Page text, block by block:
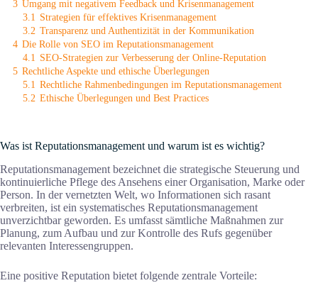
3 Umgang mit negativem Feedback und Krisenmanagement
3.1 Strategien für effektives Krisenmanagement
3.2 Transparenz und Authentizität in der Kommunikation
4 Die Rolle von SEO im Reputationsmanagement
4.1 SEO-Strategien zur Verbesserung der Online-Reputation
5 Rechtliche Aspekte und ethische Überlegungen
5.1 Rechtliche Rahmenbedingungen im Reputationsmanagement
5.2 Ethische Überlegungen und Best Practices
Was ist Reputationsmanagement und warum ist es wichtig?
Reputationsmanagement bezeichnet die strategische Steuerung und
kontinuierliche Pflege des Ansehens einer Organisation, Marke oder
Person. In der vernetzten Welt, wo Informationen sich rasant
verbreiten, ist ein systematisches Reputationsmanagement
unverzichtbar geworden. Es umfasst sämtliche Maßnahmen zur
Planung, zum Aufbau und zur Kontrolle des Rufs gegenüber
relevanten Interessengruppen.
Eine positive Reputation bietet folgende zentrale Vorteile: